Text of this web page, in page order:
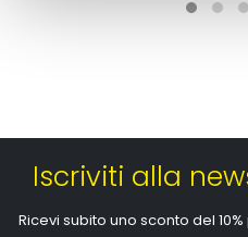
Iscriviti alla
Ricevi subito uno sconto del